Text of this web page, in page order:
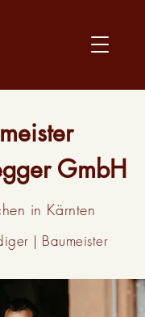
GmbH
in Kärnten
| Baumeister